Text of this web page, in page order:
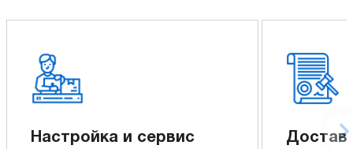
Настройка и сервис